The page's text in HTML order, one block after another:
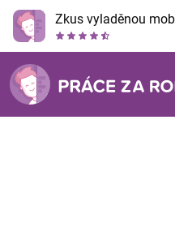
Zkus vyladěnou